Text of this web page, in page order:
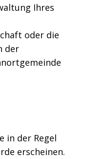
Ihres
oder die
der
in der Regel
erscheinen.